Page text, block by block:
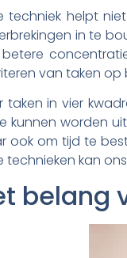
techniek helpt
in te
van taken op
taken in vier
kunnen worden
ook om tijd te
technieken kan
belang